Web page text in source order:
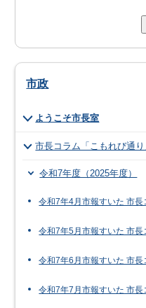
市政
ようこそ市長室
市長コラム「こもれび通り
令和7年度（2025年度）
令和7年4月市報すいた 市長
令和7年5月市報すいた 市長
令和7年6月市報すいた 市長
令和7年7月市報すいた 市長